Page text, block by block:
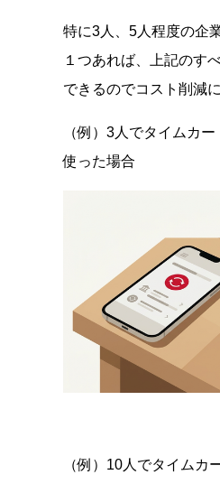
特に3人、5人程度の企
１つあれば、上記のす
できるのでコスト削減
（例）3人でタイムカ
使った場合
（例）10人でタイムカ